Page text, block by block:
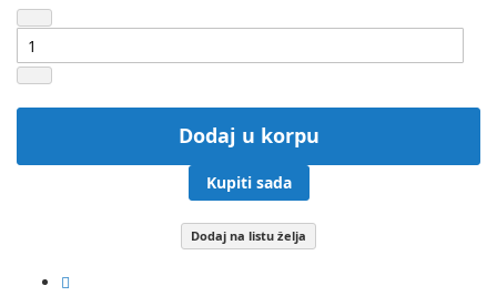
Dodaj u korpu
Kupiti sada
Dodaj na listu želja